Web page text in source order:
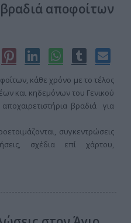
αποφοίτων
κάθε χρόνο με το τέλος
και κηδεμόνων του Γενικού
βραδιά για
συγκεντρώσεις
σχέδια επί χάρτου,